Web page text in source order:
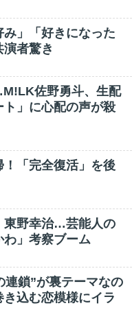
」「好きになった
者驚き
佐野勇斗、生配
」に心配の声が殺
「完全復活」を後
東野幸治…芸能人の
わ」考察ブーム
連鎖”が裏テーマなの
込む恋模様にイラ